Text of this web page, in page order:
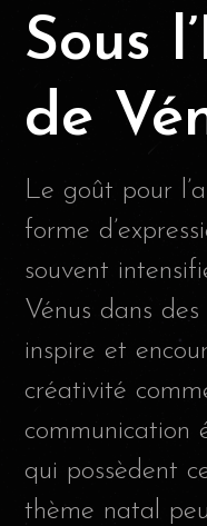
Sous
de
Le goût pour
forme
souvent
Vénus dans des
inspire et
créativité
communication
qui possèdent
thème natal